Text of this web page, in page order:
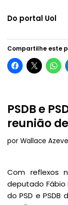
Do portal Uol
Compartilhe este
PSDB e
reunião
por Wallace
Com reflexos
deputado Fábio
do PSD e